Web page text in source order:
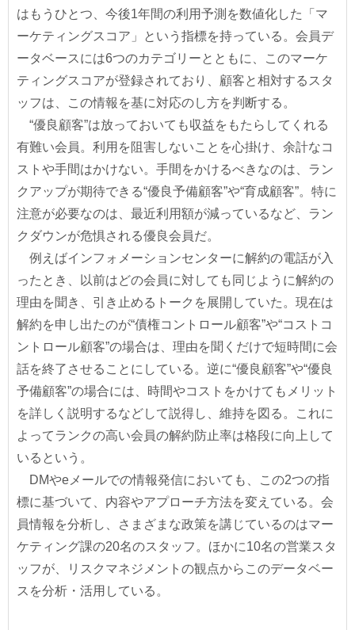
はもうひとつ、今後1年間の利用予測を数値化した「マ
ーケティングスコア」という指標を持っている。会員デ
ータベースには6つのカテゴリーとともに、このマーケ
ティングスコアが登録されており、顧客と相対するスタ
ッフは、この情報を基に対応のし方を判断する。
“優良顧客”は放っておいても収益をもたらしてくれる
有難い会員。利用を阻害しないことを心掛け、余計なコ
ストや手間はかけない。手間をかけるべきなのは、ラン
クアップが期待できる“優良予備顧客”や“育成顧客”。特に
注意が必要なのは、最近利用額が減っているなど、ラン
クダウンが危惧される優良会員だ。
例えばインフォメーションセンターに解約の電話が入
ったとき、以前はどの会員に対しても同じように解約の
理由を聞き、引き止めるトークを展開していた。現在は
解約を申し出たのが“債権コントロール顧客”や“コストコ
ントロール顧客”の場合は、理由を聞くだけで短時間に会
話を終了させることにしている。逆に“優良顧客”や“優良
予備顧客”の場合には、時間やコストをかけてもメリット
を詳しく説明するなどして説得し、維持を図る。これに
よってランクの高い会員の解約防止率は格段に向上して
いるという。
DMやeメールでの情報発信においても、この2つの指
標に基づいて、内容やアプローチ方法を変えている。会
員情報を分析し、さまざまな政策を講じているのはマー
ケティング課の20名のスタッフ。ほかに10名の営業スタ
ッフが、リスクマネジメントの観点からこのデータベー
スを分析・活用している。